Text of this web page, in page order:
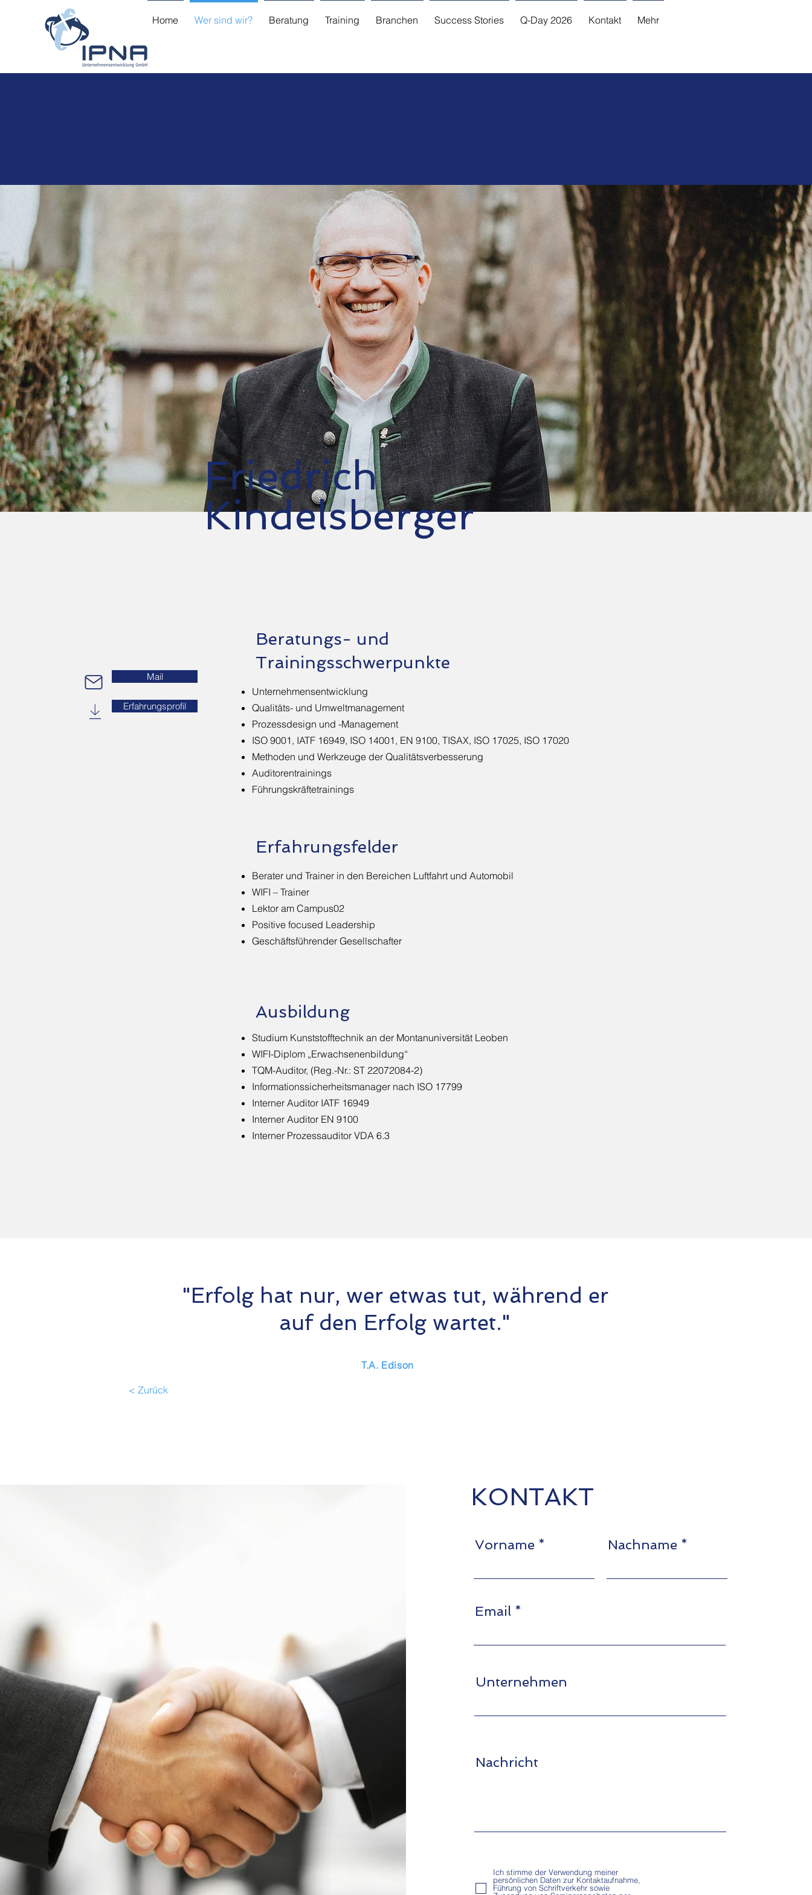
Home Wer sind wir? Beratung Training Branchen Success Stories Q-Day 2026 Kontakt Mehr
Friedrich
Kindelsberger
Mail
Erfahrungsprofil
Unternehmensentwicklung
Qualitäts- und Umweltmanagement
Prozessdesign und -Management
ISO 9001, IATF 16949, ISO 14001, EN 9100, TISAX, ISO 17025, ISO 17020
Methoden und Werkzeuge der Qualitätsverbesserung
Auditorentrainings
Führungskräftetrainings
Beratungs- und
Trainingsschwerpunkte
Berater und Trainer in den Bereichen Luftfahrt und Automobil
WIFI – Trainer
Lektor am Campus02
Positive focused Leadership
Geschäftsführender Gesellschafter
Erfahrungsfelder
Studium Kunststofftechnik an der Montanuniversität Leoben
WIFI-Diplom „Erwachsenenbildung“
TQM-Auditor, (Reg.-Nr.: ST 22072084-2)
Informationssicherheitsmanager nach ISO 17799
Interner Auditor IATF 16949
Interner Auditor EN 9100
Interner Prozessauditor VDA 6.3
Ausbildung
"Erfolg hat nur, wer etwas tut, während er
auf den Erfolg wartet."
< Zurück
T.A. Edison
Impressum Datenschutz AGB
KONTAKT
Vorname Nachname
Email
Unternehmen
Nachricht
Ich stimme der Verwendung meiner
persönlichen Daten zur Kontaktaufnahme,
Führung von Schriftverkehr sowie